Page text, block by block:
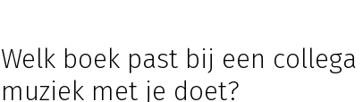
Welk boek past bij een
muziek met je doet?